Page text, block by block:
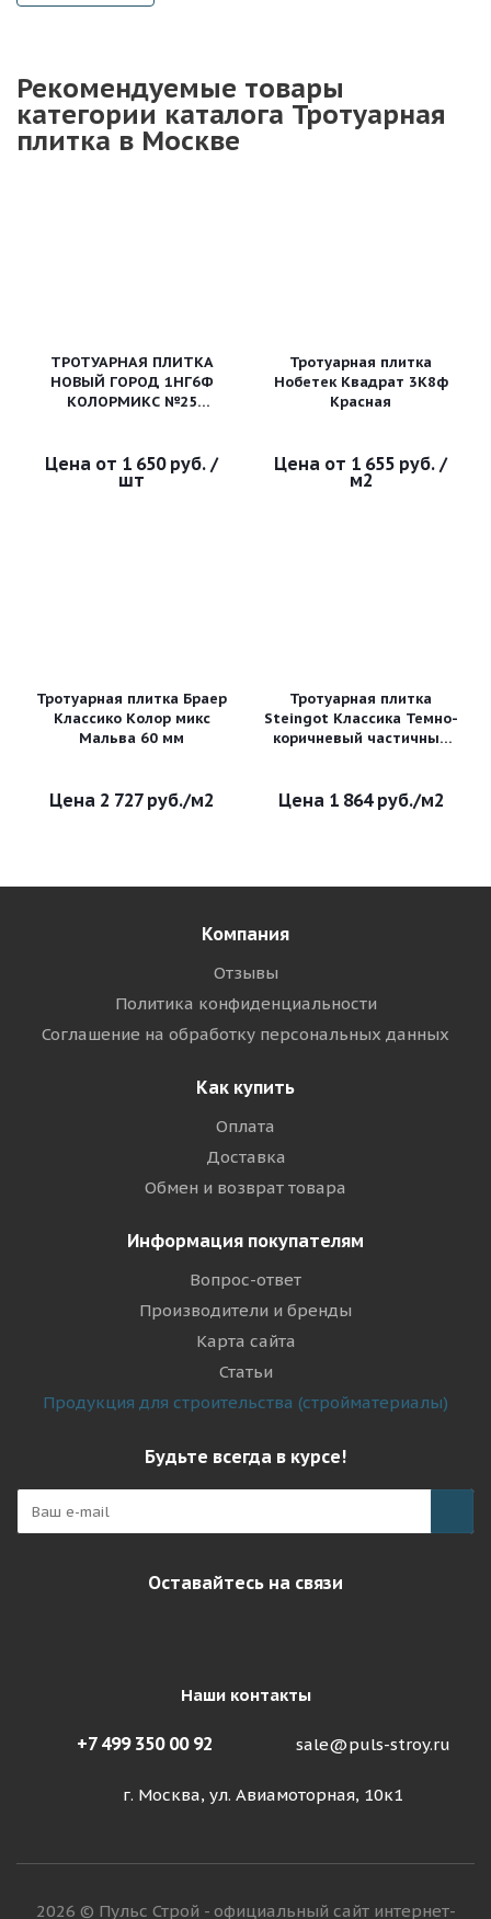
Рекомендуемые товары
категории каталога Тротуарная
плитка в Москве
ТРОТУАРНАЯ ПЛИТКА
НОВЫЙ ГОРОД 1НГ6Ф
КОЛОРМИКС №25
1 650 руб. /
шт
Тротуарная плитка
Нобетек Квадрат 3К8ф
Красная
1 655 руб. /
м2
Тротуарная плитка Браер
Классико Колор микс
Мальва 60 мм
2 727руб./м2
Тротуарная плитка
Steingot Классика Темно-
коричневый частичный
1 864руб./м2
Компания
Отзывы
Политика конфиденциальности
Соглашение на обработку персональных данных
Как купить
Оплата
Доставка
Обмен и возврат товара
Информация покупателям
Вопрос-ответ
Производители и бренды
Карта сайта
Статьи
Продукция для строительства (стройматериалы)
Будьте всегда в курсе!
Оставайтесь на связи
Наши контакты
+7 499 350 00 92 sale@puls-stroy.ru
г. Москва, ул. Авиамоторная, 10к1
2026 © Пульс Строй - официальный сайт интернет-